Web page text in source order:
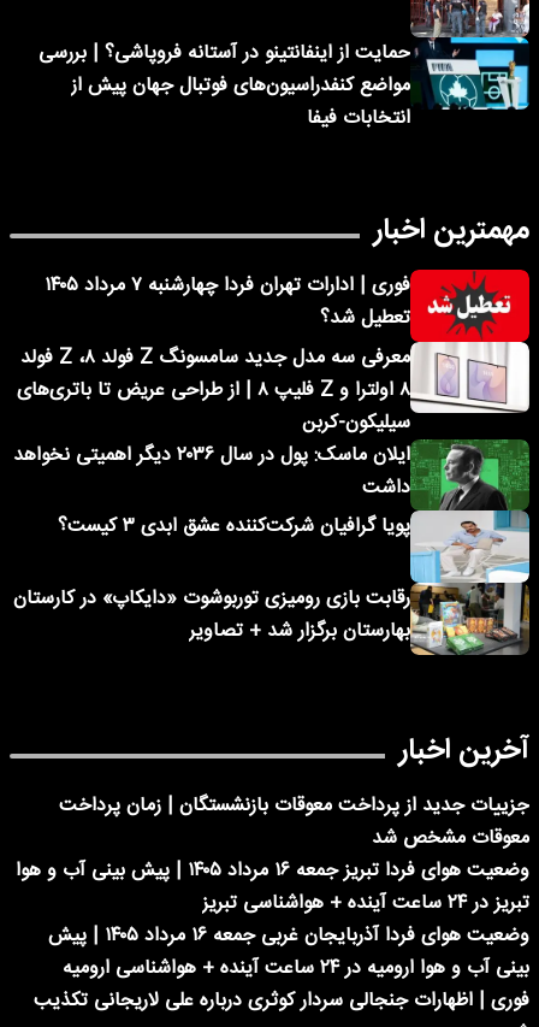
حمایت از اینفانتینو در آستانه فروپاشی؟ | بررسی
مواضع کنفدراسیون‌های فوتبال جهان پیش از
انتخابات فیفا
مهمترین اخبار
فوری | ادارات تهران فردا چهارشنبه ۷ مرداد ۱۴۰۵
تعطیل شد؟
معرفی سه مدل جدید سامسونگ Z فولد ۸، Z فولد
۸ اولترا و Z فلیپ ۸ | از طراحی عریض تا باتری‌های
سیلیکون-کربن
ایلان ماسک: پول در سال ۲۰۳۶ دیگر اهمیتی نخواهد
داشت
پویا گرافیان شرکت‌کننده عشق ابدی ۳ کیست؟
رقابت بازی رومیزی توربوشوت «دایکاپ» در کارستان
بهارستان برگزار شد + تصاویر
آخرین اخبار
جزییات جدید از پرداخت معوقات بازنشستگان | زمان پرداخت
معوقات مشخص شد
وضعیت هوای فردا تبریز جمعه ۱۶ مرداد ۱۴۰۵ | پیش بینی آب و هوا
تبریز در ۲۴ ساعت آینده + هواشناسی تبریز
وضعیت هوای فردا آذربایجان غربی جمعه ۱۶ مرداد ۱۴۰۵ | پیش
بینی آب و هوا ارومیه در ۲۴ ساعت آینده + هواشناسی ارومیه
فوری | اظهارات جنجالی سردار کوثری درباره علی لاریجانی تکذیب